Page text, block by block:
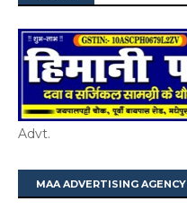
Advt.
MAA ADVERTISING AGENCY